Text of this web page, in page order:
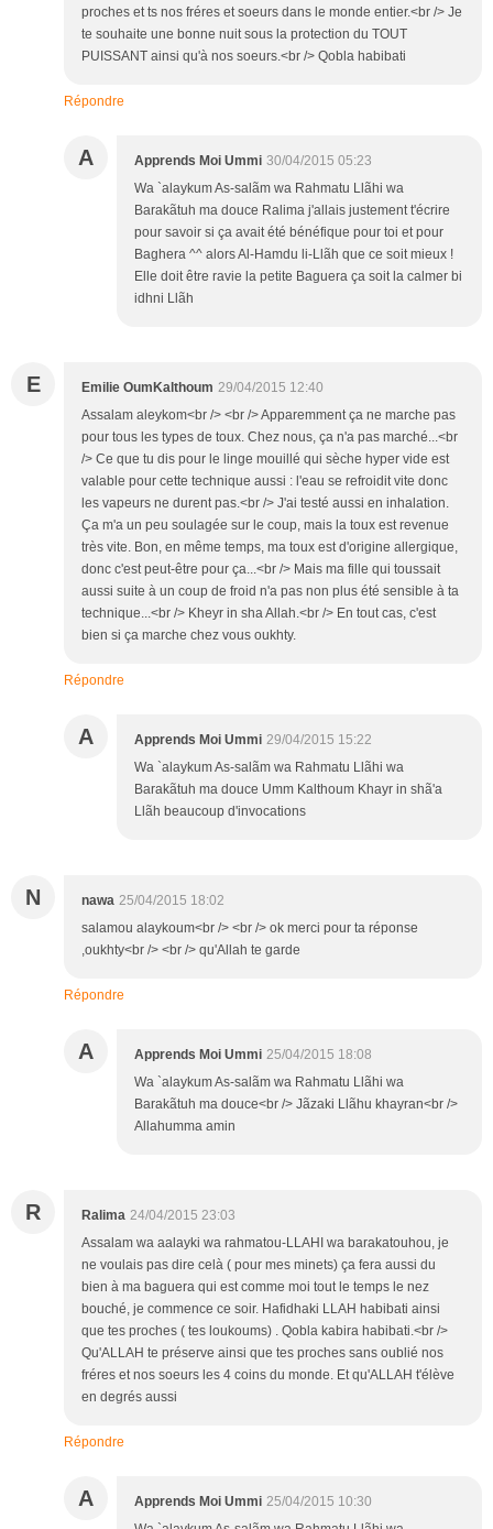
proches et ts nos fréres et soeurs dans le monde entier.<br /> Je
te souhaite une bonne nuit sous la protection du TOUT
PUISSANT ainsi qu'à nos soeurs.<br /> Qobla habibati
Répondre
A Apprends Moi Ummi 30/04/2015 05:23
Wa `alaykum As-salãm wa Rahmatu Llãhi wa
Barakãtuh ma douce Ralima j'allais justement t'écrire
pour savoir si ça avait été bénéfique pour toi et pour
Baghera ^^ alors Al-Hamdu li-Llãh que ce soit mieux !
Elle doit être ravie la petite Baguera ça soit la calmer bi
idhni Llãh
E Emilie OumKalthoum 29/04/2015 12:40
Assalam aleykom<br /> <br /> Apparemment ça ne marche pas
pour tous les types de toux. Chez nous, ça n'a pas marché...<br
/> Ce que tu dis pour le linge mouillé qui sèche hyper vide est
valable pour cette technique aussi : l'eau se refroidit vite donc
les vapeurs ne durent pas.<br /> J'ai testé aussi en inhalation.
Ça m'a un peu soulagée sur le coup, mais la toux est revenue
très vite. Bon, en même temps, ma toux est d'origine allergique,
donc c'est peut-être pour ça...<br /> Mais ma fille qui toussait
aussi suite à un coup de froid n'a pas non plus été sensible à ta
technique...<br /> Kheyr in sha Allah.<br /> En tout cas, c'est
bien si ça marche chez vous oukhty.
Répondre
A Apprends Moi Ummi 29/04/2015 15:22
Wa `alaykum As-salãm wa Rahmatu Llãhi wa
Barakãtuh ma douce Umm Kalthoum Khayr in shã'a
Llãh beaucoup d'invocations
N nawa 25/04/2015 18:02
salamou alaykoum<br /> <br /> ok merci pour ta réponse
,oukhty<br /> <br /> qu'Allah te garde
Répondre
A Apprends Moi Ummi 25/04/2015 18:08
Wa `alaykum As-salãm wa Rahmatu Llãhi wa
Barakãtuh ma douce<br /> Jãzaki Llãhu khayran<br />
Allahumma amin
R Ralima 24/04/2015 23:03
Assalam wa aalayki wa rahmatou-LLAHI wa barakatouhou, je
ne voulais pas dire celà ( pour mes minets) ça fera aussi du
bien à ma baguera qui est comme moi tout le temps le nez
bouché, je commence ce soir. Hafidhaki LLAH habibati ainsi
que tes proches ( tes loukoums) . Qobla kabira habibati.<br />
Qu'ALLAH te préserve ainsi que tes proches sans oublié nos
fréres et nos soeurs les 4 coins du monde. Et qu'ALLAH t'élève
en degrés aussi
Répondre
A Apprends Moi Ummi 25/04/2015 10:30